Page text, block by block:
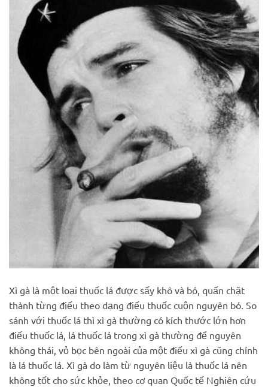
Xì gà là một loại thuốc lá được sấy khô và bó, quấn chặt
thành từng điếu theo dạng điếu thuốc cuộn nguyên bó. So
sánh với thuốc lá thì xì gà thường có kích thước lớn hơn
điếu thuốc lá, lá thuốc lá trong xì gà thường để nguyên
không thái, vỏ bọc bên ngoài của một điếu xì gà cũng chính
là lá thuốc lá. Xì gà do làm từ nguyên liệu là thuốc lá nên
không tốt cho sức khỏe, theo cơ quan Quốc tế Nghiên cứu